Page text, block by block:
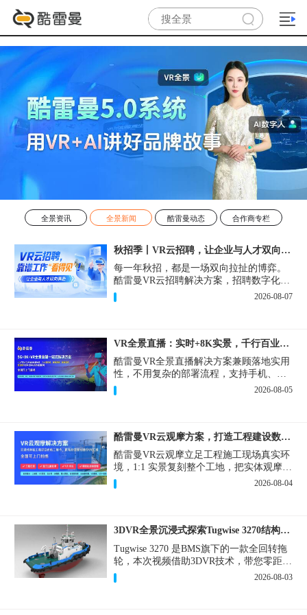
全景资讯 全景新闻 酷雷曼动态 合作商专栏
秋招季丨VR云招聘，让企业与人才双向奔赴！
每一年秋招，都是一场双向拉扯的博弈。
酷雷曼VR云招聘解决方案，招聘数字化的
实用工具，告别“信息博弈”，真正实现企
业与人才双向奔赴。
2026-08-07
VR全景直播：实时+8K实景，千行百业的数字化利器
酷雷曼VR全景直播解决方案兼顾落地实用
性，不用复杂的部署流程，支持手机、网
页多端访问，解决各行各业 “看得见、信
得过、降成本、提转化” 的实际难题。
2026-08-05
酷雷曼VR云观摩方案，打造工程建设数字化观摩新范式
酷雷曼VR云观摩立足工程施工现场真实环
境，1:1 实景复刻整个工地，把实体观摩会
完整搬到云端线上，兼顾线下实体观摩与
线上云观摩双重需求，为施工单位、建设
2026-08-04
3DVR全景沉浸式探索Tugwise 3270结构一览
Tugwise 3270 是BMS旗下的一款全回转拖
轮，本次视频借助3DVR技术，带您零距离
透视这艘拖轮的内外构造，沉浸式探索每
一处细节。
2026-08-03